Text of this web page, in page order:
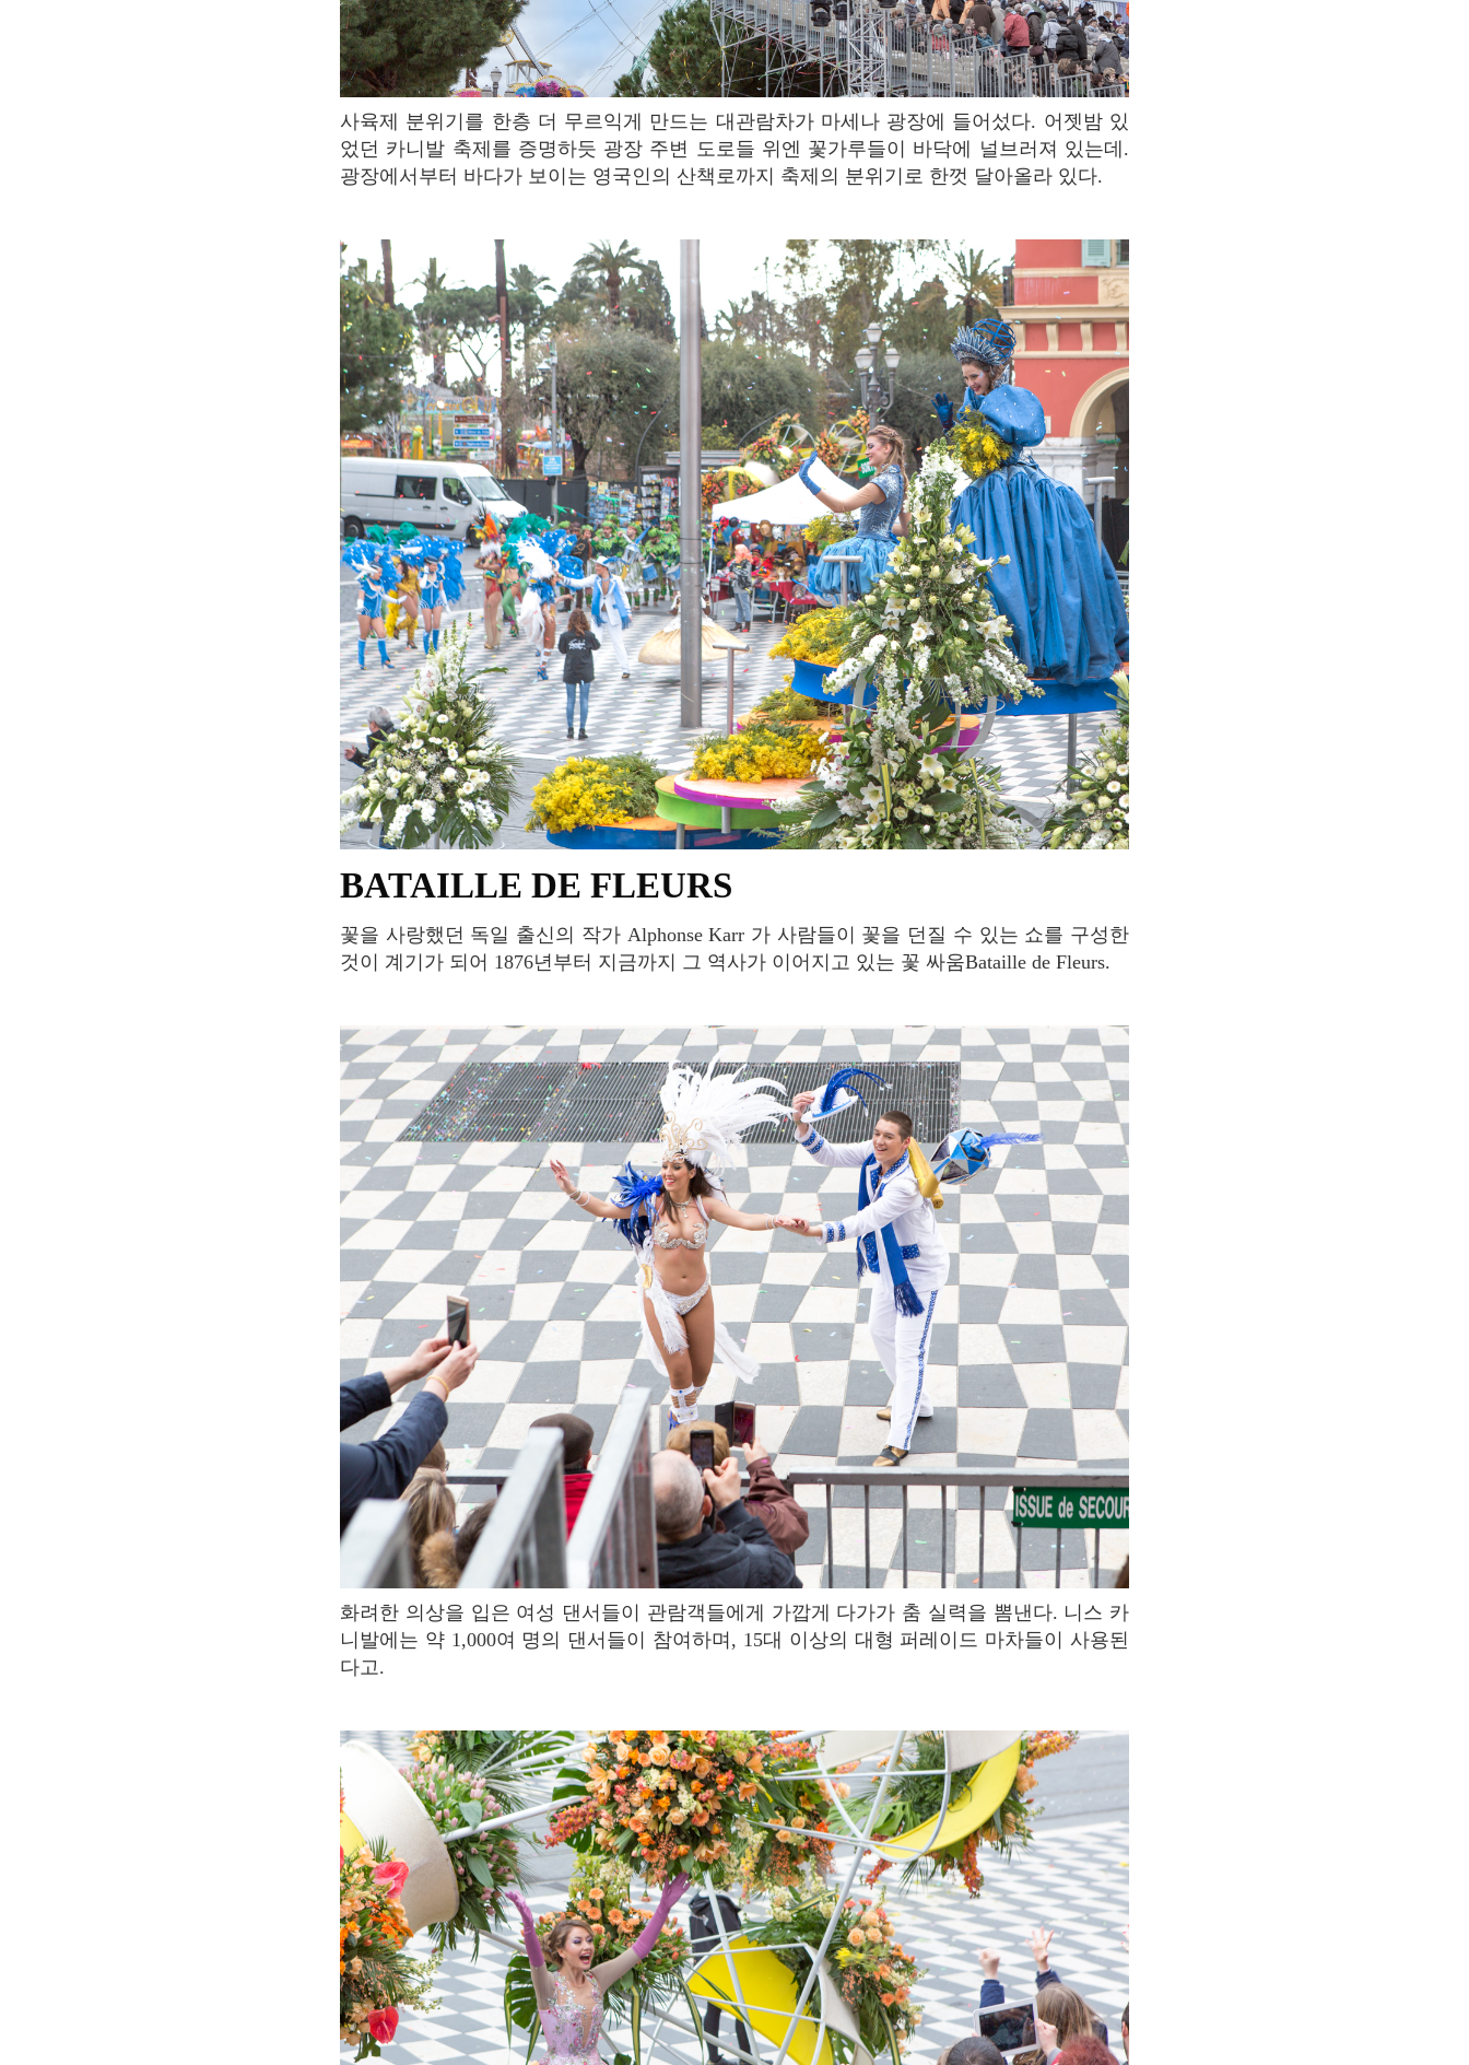
사육제 분위기를 한층 더 무르익게 만드는 대관람차가 마세나 광장에 들어섰다. 어젯밤 있
었던 카니발 축제를 증명하듯 광장 주변 도로들 위엔 꽃가루들이 바닥에 널브러져 있는데.
광장에서부터 바다가 보이는 영국인의 산책로까지 축제의 분위기로 한껏 달아올라 있다.
BATAILLE DE FLEURS
꽃을 사랑했던 독일 출신의 작가 Alphonse Karr 가 사람들이 꽃을 던질 수 있는 쇼를 구성한
것이 계기가 되어 1876년부터 지금까지 그 역사가 이어지고 있는 꽃 싸움Bataille de Fleurs.
화려한 의상을 입은 여성 댄서들이 관람객들에게 가깝게 다가가 춤 실력을 뽐낸다. 니스 카
니발에는 약 1,000여 명의 댄서들이 참여하며, 15대 이상의 대형 퍼레이드 마차들이 사용된
다고.